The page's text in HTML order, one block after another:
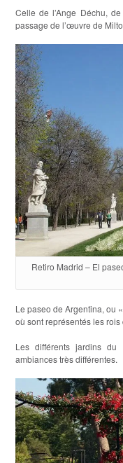
Celle de l’Ange Déchu,
passage de l’œuvre de
Retiro Madrid – El
Le paseo de Argentina, ou
où sont représentés les rois
Les différents jardins
ambiances très différentes.